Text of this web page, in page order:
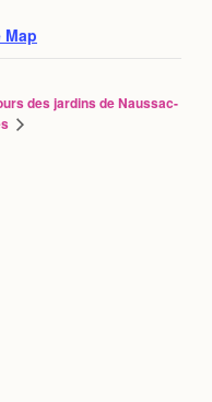
Map
des jardins de Naussac-